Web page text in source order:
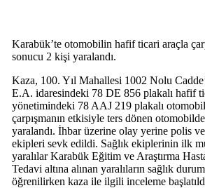
Karabük’te otomobilin hafif ticari araçla
sonucu 2 kişi yaralandı.
Kaza, 100. Yıl Mahallesi 1002 Nolu
E.A. idaresindeki 78 DE 856 plakalı hafif
yönetimindeki 78 AAJ 219 plakalı
çarpışmanın etkisiyle ters dönen
yaralandı. İhbar üzerine olay yerine polis
ekipleri sevk edildi. Sağlık ekiplerinin ilk
yaralılar Karabük Eğitim ve Araştırma
Tedavi altına alınan yaralıların sağlık
öğrenilirken kaza ile ilgili inceleme